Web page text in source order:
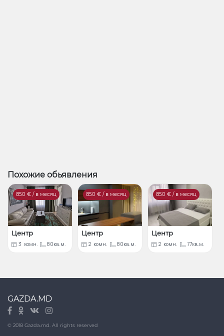
Похожие обьявления
850 € / в месяц
Центр
3 комн. 80кв.м.
850 € / в месяц
Центр
2 комн. 80кв.м.
850 € / в месяц
Центр
2 комн. 77кв.м.
GAZDA.MD
© 2018 Gazda.md. All rights reserved